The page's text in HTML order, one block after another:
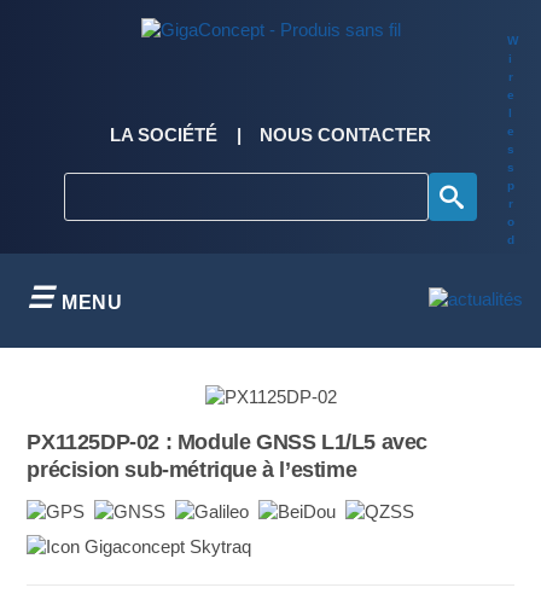
W
i
r
e
l
e
s
s
p
r
o
d
t
s
LA SOCIÉTÉ NOUS CONTACTER
MENU
PX1125DP-02 : Module GNSS L1/L5 avec
précision sub-métrique à l’estime